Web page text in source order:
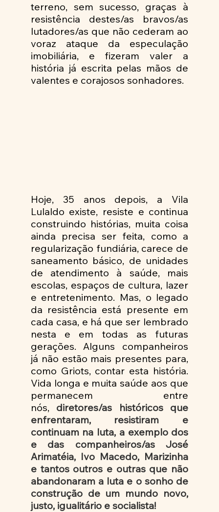
terreno, sem sucesso, graças à
resistência destes/as bravos/as
lutadores/as que não cederam ao
voraz ataque da especulação
imobiliária, e fizeram valer a
história já escrita pelas mãos de
valentes e corajosos sonhadores.
Hoje, 35 anos depois, a Vila
Lulaldo existe, resiste e continua
construindo histórias, muita coisa
ainda precisa ser feita, como a
regularização fundiária, carece de
saneamento básico, de unidades
de atendimento à saúde, mais
escolas, espaços de cultura, lazer
e entretenimento. Mas, o legado
da resistência está presente em
cada casa, e há que ser lembrado
nesta e em todas as futuras
gerações. Alguns companheiros
já não estão mais presentes para,
como Griots, contar esta história.
Vida longa e muita saúde aos que
permanecem entre
nós, diretores/as históricos que
enfrentaram, resistiram e
continuam na luta, a exemplo dos
e das companheiros/as José
Arimatéia, Ivo Macedo, Marizinha
e tantos outros e outras que não
abandonaram a luta e o sonho de
construção de um mundo novo,
justo, igualitário e socialista!